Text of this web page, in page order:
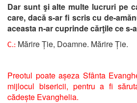
Dar sunt şi alte multe lucruri pe
care, dacă s-ar fi scris cu de-
aceasta n-ar cuprinde cărţile ce s-
C.: Mărire Ție, Doamne. Mărire Ție.
Preotul poate așeza Sfânta
mijlocul bisericii, pentru a fi
cădește Evanghelia.